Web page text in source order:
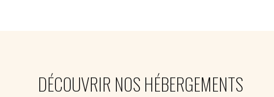
DÉCOUVRIR NOS HÉBERGEMENTS